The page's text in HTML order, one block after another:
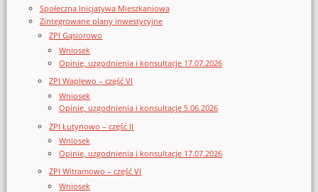
Społeczna Inicjatywa Mieszkaniowa
Zintegrowane plany inwestycyjne
ZPI Gąsiorowo
Wniosek
Opinie, uzgodnienia i konsultacje 17.07.2026
ZPI Waplewo – część VI
Wniosek
Opinie, uzgodnienia i konsultacje 5.06.2026
ZPI Łutynowo – część II
Wniosek
Opinie, uzgodnienia i konsultacje 17.07.2026
ZPI Witramowo – część VI
Wniosek